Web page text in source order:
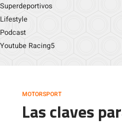
Superdeportivos
Lifestyle
Podcast
Youtube Racing5
MOTORSPORT
Las claves